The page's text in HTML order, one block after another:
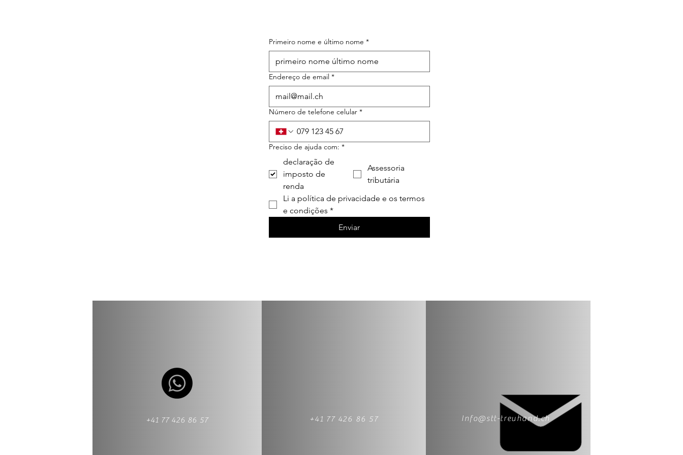
Primeiro nome e último nome *
Endereço de email *
Número de telefone celular *
Preciso de ajuda com: *
declaração de
imposto de
renda
Assessoria
tributária
Li a política de privacidade e os termos
e condições *
Enviar
+41 77 426 86 57 +41 77 426 86 57 Info@stt-treuhand.ch